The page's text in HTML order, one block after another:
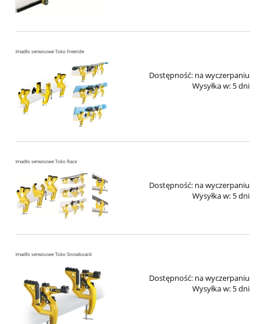
Imadło serwisowe Toko Freeride
Dostępność: na wyczerpaniu
Wysyłka w: 5 dni
Imadło serwisowe Toko Race
Dostępność: na wyczerpaniu
Wysyłka w: 5 dni
Imadło serwisowe Toko Snowboard
Dostępność: na wyczerpaniu
Wysyłka w: 5 dni